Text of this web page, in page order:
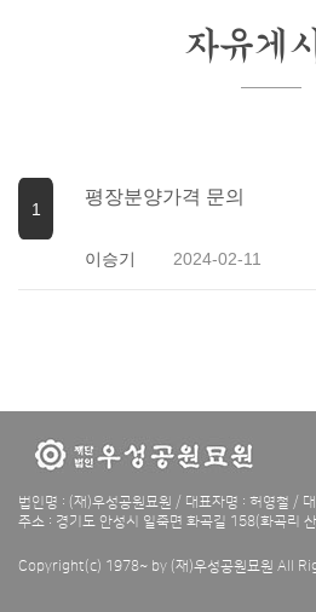
자유게
1
평장분양가격 문의
이승기 2024-02-11
법인명 : (재)우성공원묘원 / 대표자명 : 허영철 /
주소 : 경기도 안성시 일죽면 화곡길 158(화곡리
Copyright(c) 1978~ by (재)우성공원묘원 All